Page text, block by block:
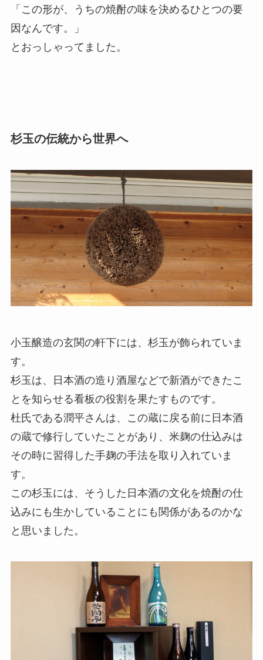
「この形が、うちの焼酎の味を決めるひとつの要
因なんです。」
とおっしゃってました。
杉玉の伝統から世界へ
小玉醸造の玄関の軒下には、杉玉が飾られていま
す。
杉玉は、日本酒の造り酒屋などで新酒ができたこ
とを知らせる看板の役割を果たすものです。
杜氏である潤平さんは、この蔵に戻る前に日本酒
の蔵で修行していたことがあり、米麹の仕込みは
その時に習得した手麹の手法を取り入れていま
す。
この杉玉には、そうした日本酒の文化を焼酎の仕
込みにも生かしていることにも関係があるのかな
と思いました。